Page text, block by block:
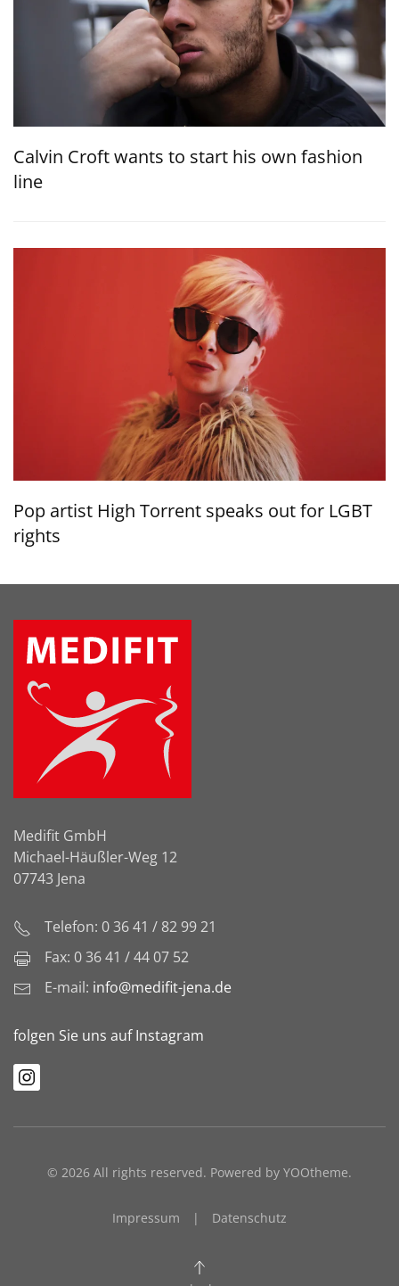
Calvin Croft wants to start his own fashion
line
Pop artist High Torrent speaks out for LGBT
rights
Medifit GmbH
Michael-Häußler-Weg 12
07743 Jena
Telefon: 0 36 41 / 82 99 21
Fax: 0 36 41 / 44 07 52
E-mail: info@medifit-jena.de
folgen Sie uns auf Instagram
© 2026 All rights reserved. Powered by YOOtheme.
Impressum | Datenschutz